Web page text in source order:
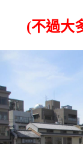
(不過大